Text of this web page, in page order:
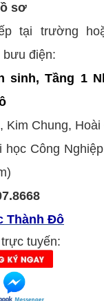
sơ
tại trường
điện:
sinh, Tầng 1
Kim Chung,
Công
Thành Đô
tuyến: